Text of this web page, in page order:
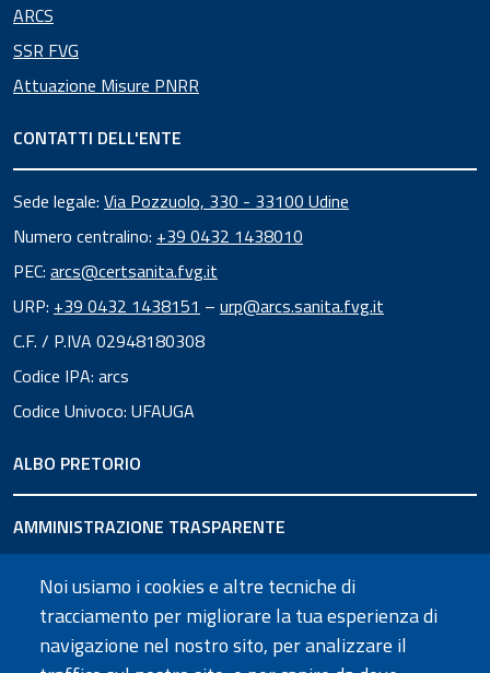
ARCS
SSR FVG
Attuazione Misure PNRR
CONTATTI DELL'ENTE
Sede legale: Via Pozzuolo, 330 - 33100 Udine
Numero centralino: +39 0432 1438010
PEC: arcs@certsanita.fvg.it
URP: +39 0432 1438151 – urp@arcs.sanita.fvg.it
C.F. / P.IVA 02948180308
Codice IPA: arcs
Codice Univoco: UFAUGA
ALBO PRETORIO
AMMINISTRAZIONE TRASPARENTE
URP
SEGUICI SU
Noi usiamo i cookies e altre tecniche di
tracciamento per migliorare la tua esperienza di
navigazione nel nostro sito, per analizzare il